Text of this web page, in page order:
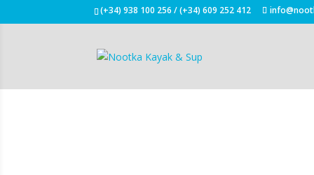
(+34) 938 100 256 / (+34) 609 252 412